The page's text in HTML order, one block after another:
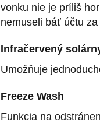
vonku nie je príliš
nemuseli báť účtu za
Infračervený
Umožňuje
Freeze Wash
Funkcia na